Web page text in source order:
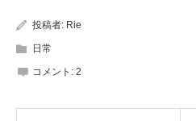
投稿者: Rie
日常
コメント: 2